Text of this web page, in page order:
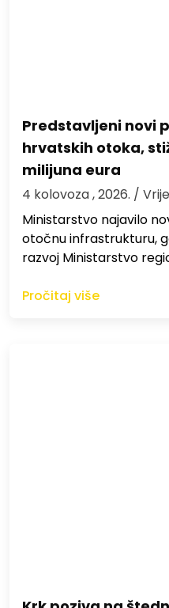
Predstavljeni novi
hrvatskih otoka,
milijuna eura
4 kolovoza , 2026. /
Ministarstvo najavilo
otočnu infrastrukturu,
razvoj Ministarstvo
Pročitaj više